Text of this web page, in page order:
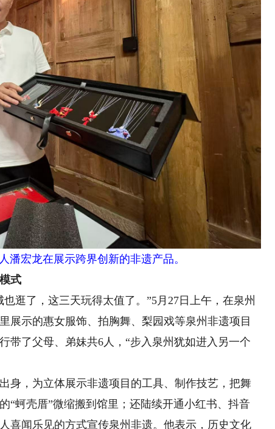
宏龙在展示跨界创新的非遗产品。
式
了，这三天玩得太值了。”5月27日上午，在泉州
展示的惠女服饰、拍胸舞、梨园戏等泉州非遗项目
带了父母、弟妹共6人，“步入泉州犹如进入另一个
，为立体展示非遗项目的工具、制作技艺，把舞
“蚵壳厝”微缩搬到馆里；还陆续开通小红书、抖音
喜闻乐见的方式宣传泉州非遗。他表示，历史文化